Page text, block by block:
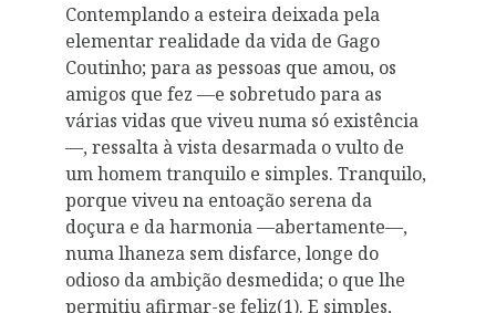
Contemplando a esteira deixada pela
elementar realidade da vida de Gago
Coutinho; para as pessoas que amou, os
amigos que fez —e sobretudo para as
várias vidas que viveu numa só existência
—, ressalta à vista desarmada o vulto de
um homem tranquilo e simples. Tranquilo,
porque viveu na entoação serena da
doçura e da harmonia —abertamente—,
numa lhaneza sem disfarce, longe do
odioso da ambição desmedida; o que lhe
permitiu afirmar-se feliz(1). E simples,